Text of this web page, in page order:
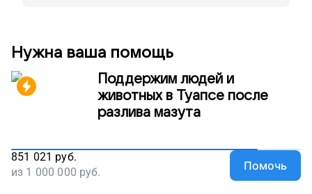
Нужна ваша помощь
Поддержим людей и
животных в Туапсе после
разлива мазута
851 021 руб.
из 1 000 000 руб. Помочь